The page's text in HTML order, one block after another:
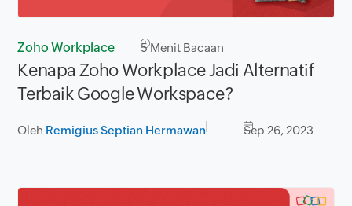
Zoho Workplace 5Menit Bacaan
Kenapa Zoho Workplace Jadi Alternatif
Terbaik Google Workspace?
Oleh Remigius Septian Hermawan Sep 26, 2023